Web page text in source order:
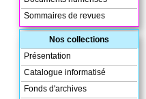
Sommaires de revues
Nos collections
Présentation
Catalogue informatisé
Fonds d'archives